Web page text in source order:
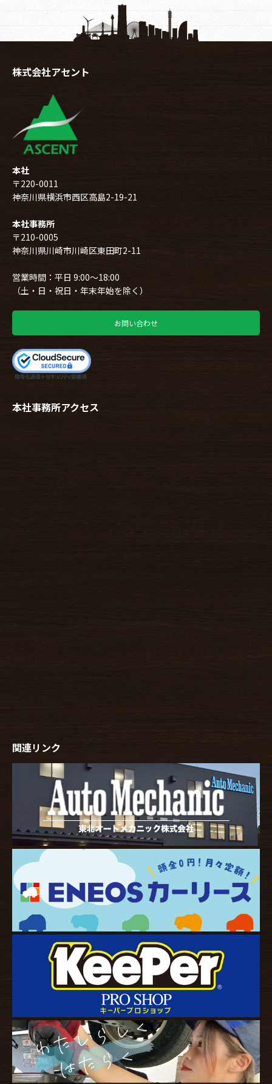
株式会社アセント
本社
〒220-0011
神奈川県横浜市西区高島2-19-21
本社事務所
〒210-0005
神奈川県川崎市川崎区東田町2-11
営業時間：平日 9:00～18:00
（土・日・祝日・年末年始を除く）
お問い合わせ
本社事務所アクセス
関連リンク